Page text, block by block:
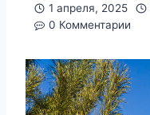
1 апреля, 2025
0 Комментарии